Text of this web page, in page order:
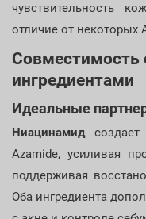
чувствительность
отличие от некоторых
Совместимость
ингредиентами
Идеальные
Ниацинамидсоздает
Azamide, усиливая
поддерживая
Оба ингредиента